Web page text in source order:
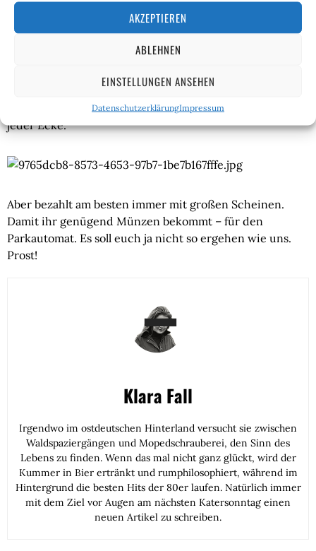
AKZEPTIEREN
ABLEHNEN
EINSTELLUNGEN ANSEHEN
DatenschutzerklärungImpressum
Schon Kaiser Willhelm ||. war 1910 bei der Eröffnung
dabei. Doch auch wer jede Stadtrundfahrt verweigert
und auf den ganzen Kulturkram pfeift, kommt trotzdem
auf seine Kosten. Billig Bier trinken geht wirklich an
jeder Ecke.
Aber bezahlt am besten immer mit großen Scheinen.
Damit ihr genügend Münzen bekommt – für den
Parkautomat. Es soll euch ja nicht so ergehen wie uns.
Prost!
Klara Fall
Irgendwo im ostdeutschen Hinterland versucht sie zwischen
Waldspaziergängen und Mopedschrauberei, den Sinn des
Lebens zu finden. Wenn das mal nicht ganz glückt, wird der
Kummer in Bier ertränkt und rumphilosophiert, während im
Hintergrund die besten Hits der 80er laufen. Natürlich immer
mit dem Ziel vor Augen am nächsten Katersonntag einen
neuen Artikel zu schreiben.